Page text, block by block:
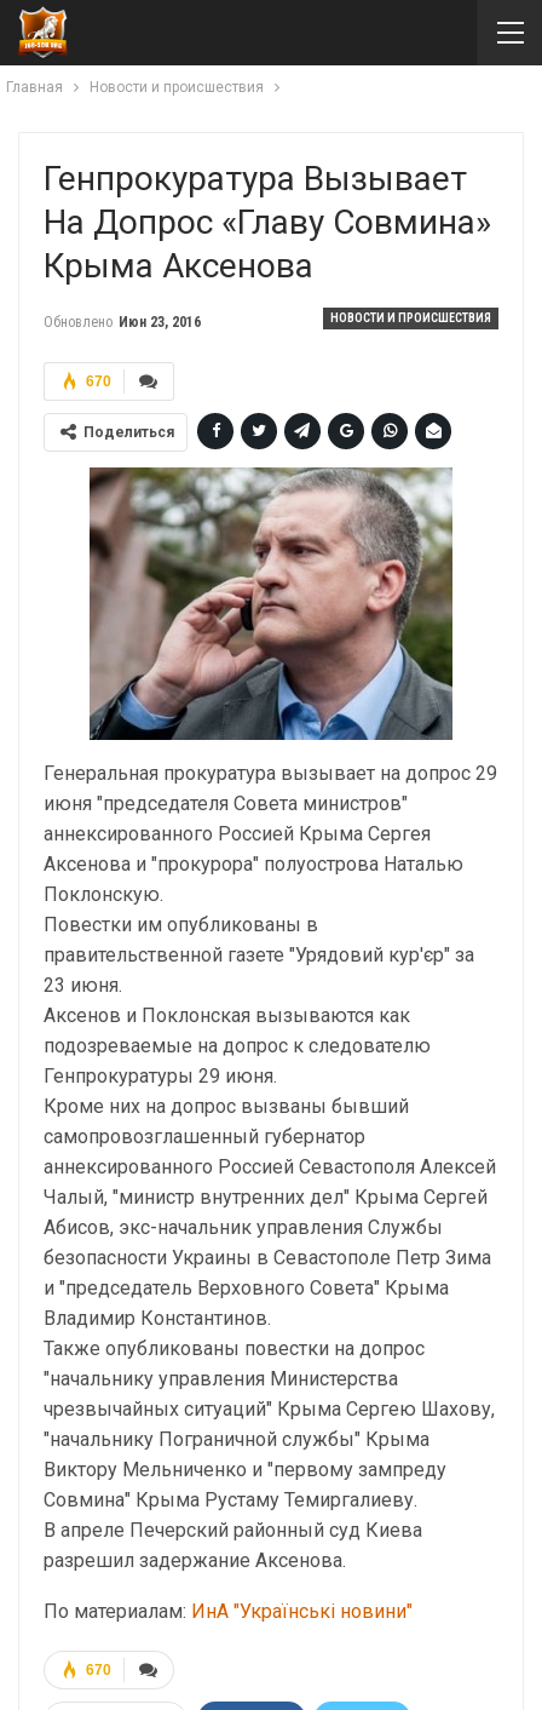
Главная Новости и происшествия
Генпрокуратура Вызывает
На Допрос «главу Совмина»
Крыма Аксенова
НОВОСТИ И ПРОИСШЕСТВИЯ
Обновлено Июн 23, 2016
670
Поделиться
Генеральная прокуратура вызывает на допрос 29
июня "председателя Совета министров"
аннексированного Россией Крыма Сергея
Аксенова и "прокурора" полуострова Наталью
Поклонскую.
Повестки им опубликованы в
правительственной газете "Урядовий кур'єр" за
23 июня.
Аксенов и Поклонская вызываются как
подозреваемые на допрос к следователю
Генпрокуратуры 29 июня.
Кроме них на допрос вызваны бывший
самопровозглашенный губернатор
аннексированного Россией Севастополя Алексей
Чалый, "министр внутренних дел" Крыма Сергей
Абисов, экс-начальник управления Службы
безопасности Украины в Севастополе Петр Зима
и "председатель Верховного Совета" Крыма
Владимир Константинов.
Также опубликованы повестки на допрос
"начальнику управления Министерства
чрезвычайных ситуаций" Крыма Сергею Шахову,
"начальнику Пограничной службы" Крыма
Виктору Мельниченко и "первому зампреду
Совмина" Крыма Рустаму Темиргалиеву.
В апреле Печерский районный суд Киева
разрешил задержание Аксенова.
По материалам: ИнА "Українські новини"
670